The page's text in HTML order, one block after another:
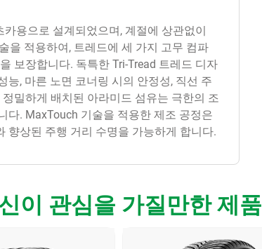
용으로 설계되었으며, 계절에 상관없이
을 적용하여, 트레드에 세 가지 고무 컴파
보장합니다. 독특한 Tri-Tread 트레드 디자
능, 마른 노면 코너링 시의 안정성, 직선 주
밀하게 배치된 아라미드 섬유는 극한의 조
다. MaxTouch 기술을 적용한 제조 공정은
향상된 주행 거리 수명을 가능하게 합니다.
이 관심을 가질만한 제품